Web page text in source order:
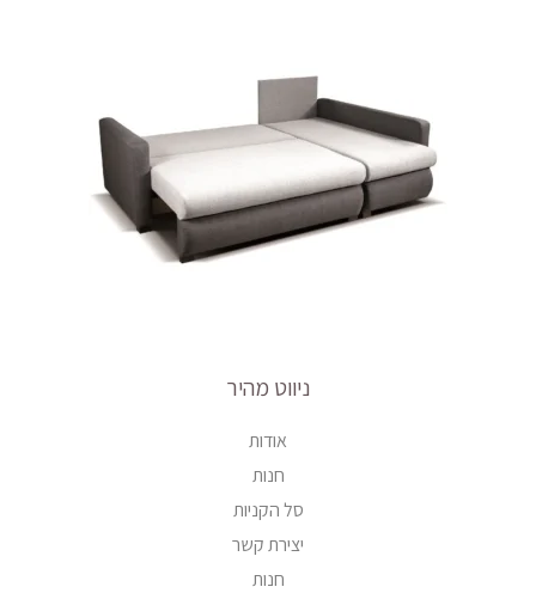
ניווט מהיר
אודות
חנות
סל הקניות
יצירת קשר
חנות